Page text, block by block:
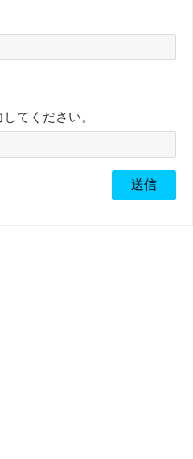
てください。